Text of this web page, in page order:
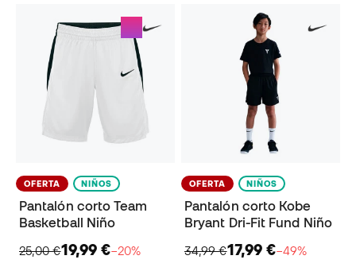
OFERTA NIÑOS
Pantalón corto Team
Basketball Niño
25,00 €19,99 €−20%
OFERTA NIÑOS
Pantalón corto Kobe
Bryant Dri-Fit Fund Niño
34,99 €17,99 €−49%